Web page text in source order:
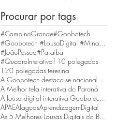
Procurar por tags
#CampinaGrande#Goobotech
#JoãoPessoa#Paraíba
#QuadroInterativo110 polegadas
120 polegadas teresina
A Melhor tela interativa do Paraná
APAEAlagoasAprendizagemDigital